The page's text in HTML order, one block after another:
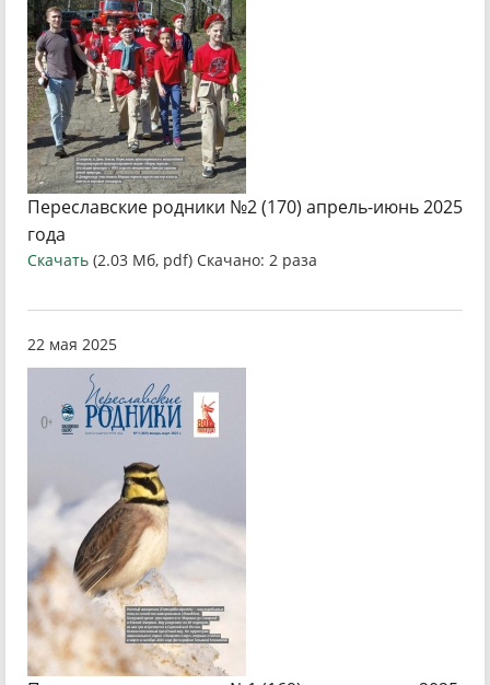
Переславские родники №2 (170) апрель-июнь 2025
года
Скачать (2.03 Мб, pdf) Скачано: 2 раза
22 мая 2025